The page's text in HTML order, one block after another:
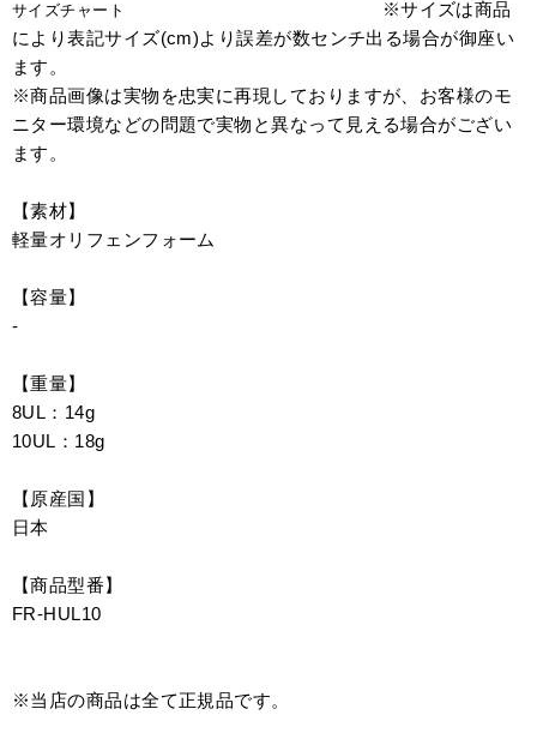
サイズチャート
※サイズは商品
により表記サイズ(cm)より誤差が数センチ出る場合が御座い
ます。
※商品画像は実物を忠実に再現しておりますが、お客様のモ
ニター環境などの問題で実物と異なって見える場合がござい
ます。
【素材】
軽量オリフェンフォーム
【容量】
-
【重量】
8UL：14g
10UL：18g
【原産国】
日本
【商品型番】
FR-HUL10
※当店の商品は全て正規品です。